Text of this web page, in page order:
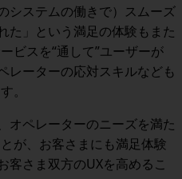
システムの働きで）スムーズ
た」という満足の体験もまた
ービスを“通して”ユーザーが
レーターの応対スキルなども
。
オペレーターのニーズを満た
が、お客さまにも満足体験
客さま双方のUXを高めるこ